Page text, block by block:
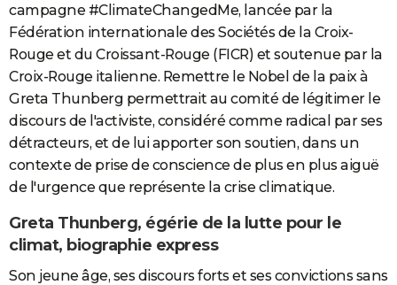
campagne #ClimateChangedMe, lancée par la
Fédération internationale des Sociétés de la Croix-
Rouge et du Croissant-Rouge (FICR) et soutenue par la
Croix-Rouge italienne. Remettre le Nobel de la paix à
Greta Thunberg permettrait au comité de légitimer le
discours de l'activiste, considéré comme radical par ses
détracteurs, et de lui apporter son soutien, dans un
contexte de prise de conscience de plus en plus aiguë
de l'urgence que représente la crise climatique.
Greta Thunberg, égérie de la lutte pour le
climat, biographie express
Son jeune âge, ses discours forts et ses convictions sans